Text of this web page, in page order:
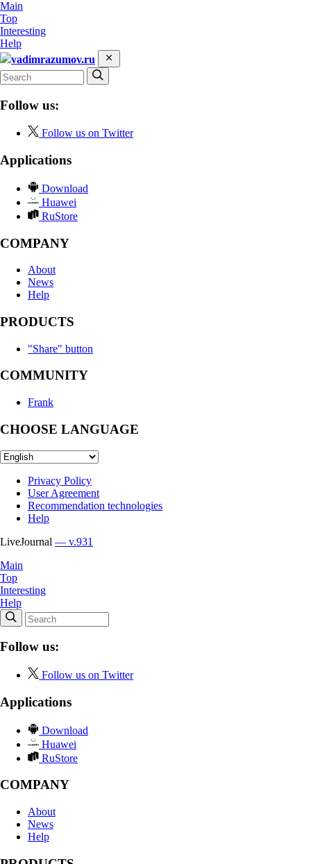
Main
Top
Interesting
Help
vadimrazumov.ru
Follow us:
Follow us on Twitter
Applications
Download
Huawei
RuStore
COMPANY
About
News
Help
PRODUCTS
"Share" button
COMMUNITY
Frank
CHOOSE LANGUAGE
Privacy Policy
User Agreement
Recommendation technologies
Help
LiveJournal — v.931
Main
Top
Interesting
Help
Follow us:
Follow us on Twitter
Applications
Download
Huawei
RuStore
COMPANY
About
News
Help